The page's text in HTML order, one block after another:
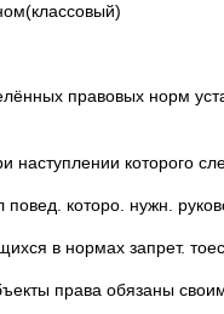
правовых норм
которого
которо. нужн.
в нормах запрет.
права обязаны